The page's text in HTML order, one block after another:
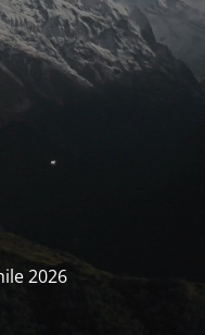
2026